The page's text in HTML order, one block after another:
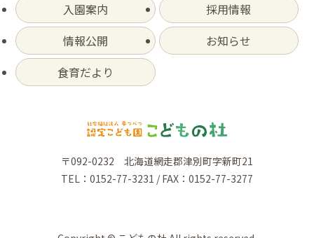
入園案内
採用情報
情報公開
お知らせ
食育だより
〒092-0232 北海道網走郡津別町字新町21
TEL：0152-77-3231 / FAX：0152-77-3277